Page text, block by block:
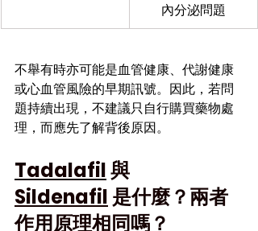
內分泌問題
不舉有時亦可能是血管健康、代謝健康
或心血管風險的早期訊號。因此，若問
題持續出現，不建議只自行購買藥物處
理，而應先了解背後原因。
Tadalafil 與
Sildenafil 是什麼？兩者
作用原理相同嗎？